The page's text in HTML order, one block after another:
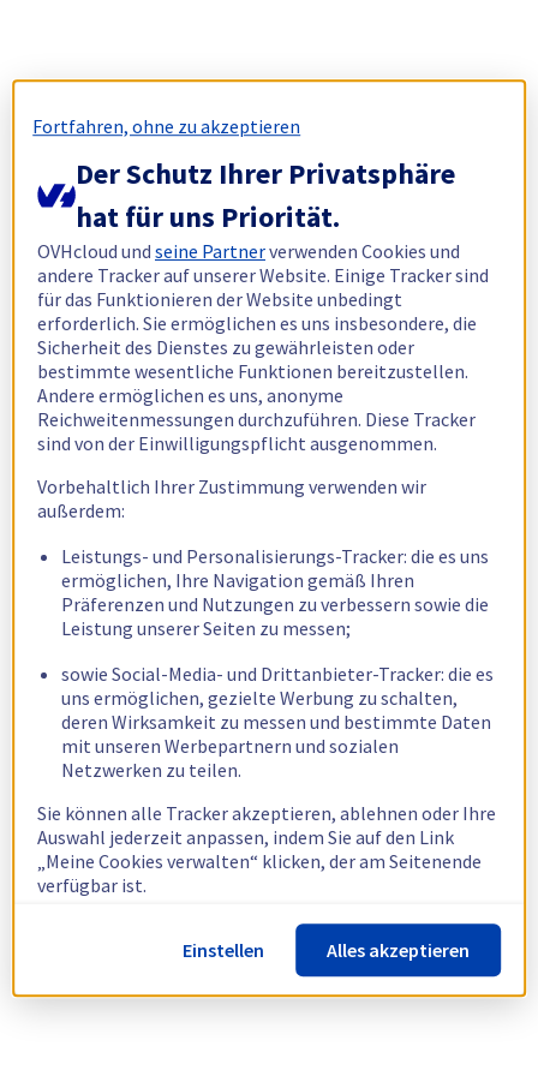
Fortfahren, ohne zu akzeptieren
Der Schutz Ihrer Privatsphäre
hat für uns Priorität.
OVHcloud undseine Partnerverwenden Cookies und
andere Tracker auf unserer Website. Einige Tracker sind
für das Funktionieren der Website unbedingt
erforderlich. Sie ermöglichen es uns insbesondere, die
Sicherheit des Dienstes zu gewährleisten oder
bestimmte wesentliche Funktionen bereitzustellen.
Andere ermöglichen es uns, anonyme
Reichweitenmessungen durchzuführen. Diese Tracker
sind von der Einwilligungspflicht ausgenommen.
Vorbehaltlich Ihrer Zustimmung verwenden wir
außerdem:
Leistungs- und Personalisierungs-Tracker: die es uns
ermöglichen, Ihre Navigation gemäß Ihren
Präferenzen und Nutzungen zu verbessern sowie die
Leistung unserer Seiten zu messen;
sowie Social-Media- und Drittanbieter-Tracker: die es
uns ermöglichen, gezielte Werbung zu schalten,
deren Wirksamkeit zu messen und bestimmte Daten
mit unseren Werbepartnern und sozialen
Netzwerken zu teilen.
Sie können alle Tracker akzeptieren, ablehnen oder Ihre
Auswahl jederzeit anpassen, indem Sie auf den Link
„Meine Cookies verwalten“ klicken, der am Seitenende
verfügbar ist.
Weitere Informationen finden Sie in unsererRichtlinie
zur Verwendung von Cookies.
Einstellen Alles akzeptieren